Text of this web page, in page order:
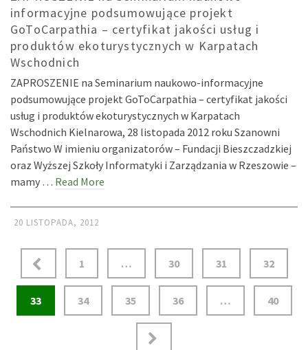
informacyjne podsumowujące projekt
GoToCarpathia – certyfikat jakości usług i
produktów ekoturystycznych w Karpatach
Wschodnich
ZAPROSZENIE na Seminarium naukowo-informacyjne
podsumowujące projekt GoToCarpathia – certyfikat jakości
usług i produktów ekoturystycznych w Karpatach
Wschodnich Kielnarowa, 28 listopada 2012 roku Szanowni
Państwo W imieniu organizatorów – Fundacji Bieszczadzkiej
oraz Wyższej Szkoły Informatyki i Zarządzania w Rzeszowie –
mamy … Read More
20 LISTOPADA, 2012
Stronicowanie
wpisów
1 … 30 31 32
33 34 35 36 … 40